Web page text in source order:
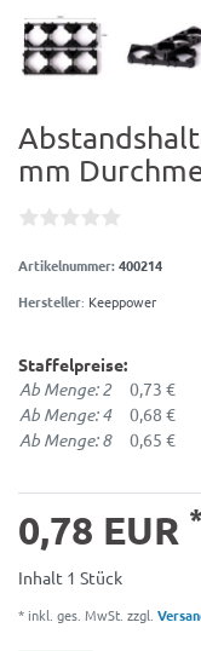
mm
Artikelnummer:400214
Hersteller: Keeppower
Staffelpreise:
Ab Menge: 2 0,73 €
Ab Menge: 4 0,68 €
Ab Menge: 8 0,65 €
0,78 EUR *
Inhalt 1 Stück
* inkl. ges. MwSt. zzgl.